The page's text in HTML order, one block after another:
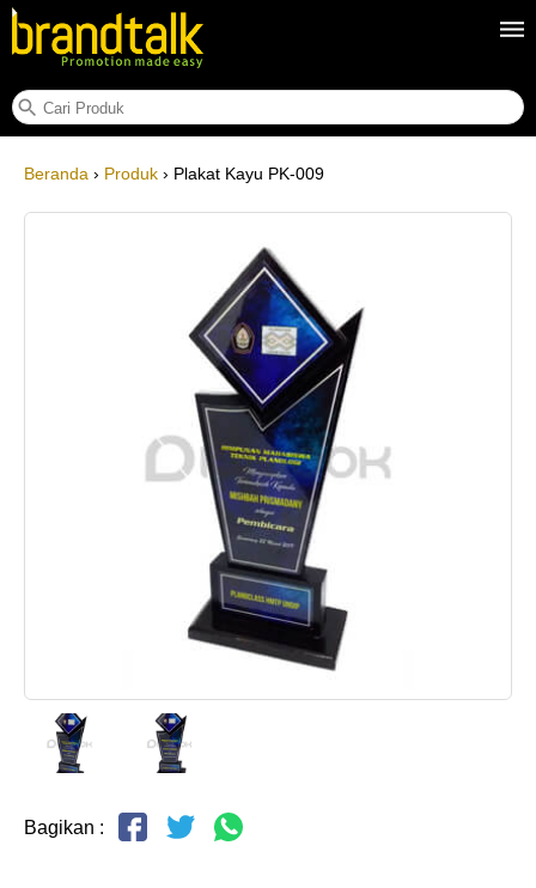
Beranda › Produk › Plakat Kayu PK-009
Bagikan :